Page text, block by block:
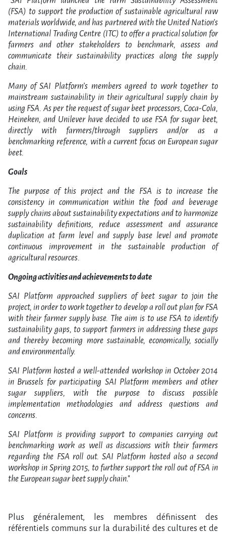
(FSA) to support the production of sustainable agricultural raw
materials worldwide, and has partnered with the United Nation’s
International Trading Centre (ITC) to offer a practical solution for
farmers and other stakeholders to benchmark, assess and
communicate their sustainability practices along the supply
chain.
Many of SAI Platform’s members agreed to work together to
mainstream sustainability in their agricultural supply chain by
using FSA. As per the request of sugar beet processors, Coca-Cola,
Heineken, and Unilever have decided to use FSA for sugar beet,
directly with farmers/through suppliers and/or as a
benchmarking reference, with a current focus on European sugar
beet.
Goals
The purpose of this project and the FSA is to increase the
consistency in communication within the food and beverage
supply chains about sustainability expectations and to harmonize
sustainability definitions, reduce assessment and assurance
duplication at farm level and supply base level and promote
continuous improvement in the sustainable production of
agricultural resources.
Ongoing activities and achievements to date
SAI Platform approached suppliers of beet sugar to join the
project, in order to work together to develop a roll out plan for FSA
with their farmer supply base. The aim is to use FSA to identify
sustainability gaps, to support farmers in addressing these gaps
and thereby becoming more sustainable, economically, socially
and environmentally.
SAI Platform hosted a well-attended workshop in October 2014
in Brussels for participating SAI Platform members and other
sugar suppliers, with the purpose to discuss possible
implementation methodologies and address questions and
concerns.
SAI Platform is providing support to companies carrying out
benchmarking work as well as discussions with their farmers
regarding the FSA roll out. SAI Platform hosted also a second
workshop in Spring 2015, to further support the roll out of FSA in
the European sugar beet supply chain."
Plus généralement, les membres définissent des
référentiels communs sur la durabilité des cultures et de